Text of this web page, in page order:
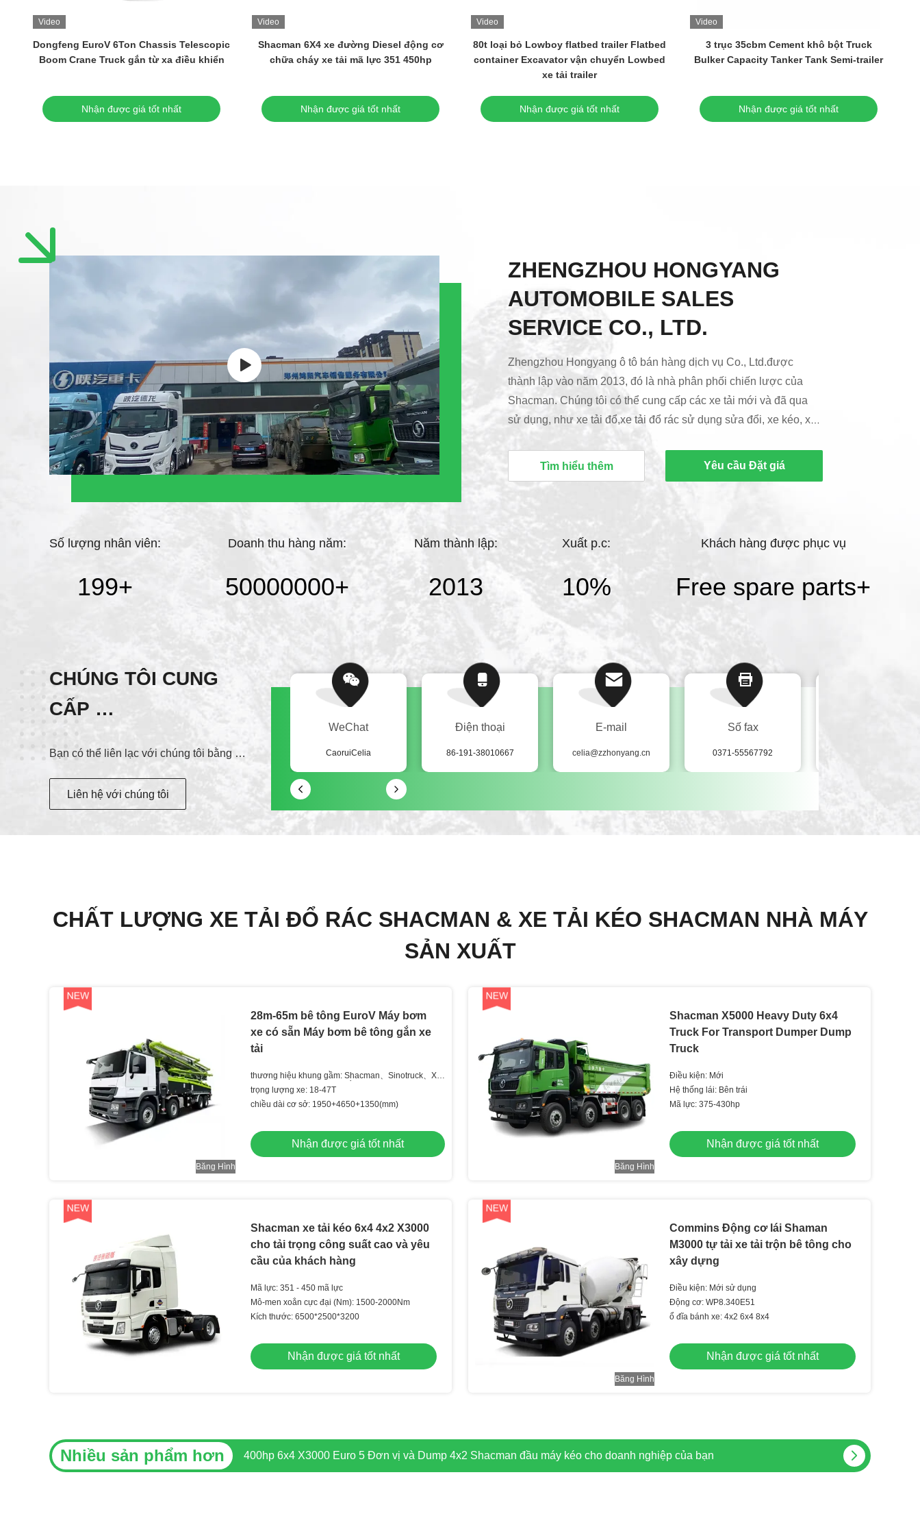
Video
Dongfeng EuroV 6Ton Chassis Telescopic
Boom Crane Truck gắn từ xa điều khiển
Nhận được giá tốt nhất
Video
Shacman 6X4 xe đường Diesel động cơ
chữa cháy xe tải mã lực 351 450hp
Nhận được giá tốt nhất
Video
80t loại bỏ Lowboy flatbed trailer Flatbed
container Excavator vận chuyển Lowbed
xe tải trailer
Nhận được giá tốt nhất
Video
3 trục 35cbm Cement khô bột Truck
Bulker Capacity Tanker Tank Semi-trailer
Nhận được giá tốt nhất
ZHENGZHOU HONGYANG
AUTOMOBILE SALES
SERVICE CO., LTD.
Zhengzhou Hongyang ô tô bán hàng dịch vụ Co., Ltd.được
thành lập vào năm 2013, đó là nhà phân phối chiến lược của
Shacman. Chúng tôi có thể cung cấp các xe tải mới và đã qua
sử dụng, như xe tải đổ,xe tải đổ rác sử dụng sửa đổi, xe kéo, xe
Quốc mỗi năm. chúng tôi có kho phụ tùng hợp tác với động cơ
Tìm hiểu thêm Yêu cầu Đặt giá
Số lượng nhân viên:
199+
Doanh thu hàng năm:
50000000+
Năm thành lập:
2013
Xuất p.c:
10%
Khách hàng được phục vụ
Free spare parts+
CHÚNG TÔI CUNG
CẤP
Dịch vụ tốt nhất!
Bạn có thể liên lạc với chúng tôi bằng nhiều cách khác nhau
Liên hệ với chúng tôi
WeChat
CaoruiCelia
Điện thoại
86-191-38010667
E-mail
celia@zzhonyang.cn
Số fax
0371-55567792
CHẤT LƯỢNG XE TẢI ĐỔ RÁC SHACMAN & XE TẢI KÉO SHACMAN NHÀ MÁY
SẢN XUẤT
Băng Hình
28m-65m bê tông EuroV Máy bơm
xe có sẵn Máy bơm bê tông gắn xe
tải
thương hiệu khung gầm: Shacman、Sinotruck、Xe
tải hạng nặng chạy phía Bắc、Dongfeng、Isuzu、
Auman
trọng lượng xe: 18-47T
chiều dài cơ sở: 1950+4650+1350(mm)
Nhận được giá tốt nhất
Băng Hình
Shacman X5000 Heavy Duty 6x4
Truck For Transport Dumper Dump
Truck
Điều kiện: Mới
Hệ thống lái: Bên trái
Mã lực: 375-430hp
Nhận được giá tốt nhất
Shacman xe tải kéo 6x4 4x2 X3000
cho tải trọng công suất cao và yêu
cầu của khách hàng
Mã lực: 351 - 450 mã lực
Mô-men xoắn cực đại (Nm): 1500-2000Nm
Kích thước: 6500*2500*3200
Nhận được giá tốt nhất
Băng Hình
Commins Động cơ lái Shaman
M3000 tự tải xe tải trộn bê tông cho
xây dựng
Điều kiện: Mới sử dụng
Động cơ: WP8.340E51
ổ đĩa bánh xe: 4x2 6x4 8x4
Nhận được giá tốt nhất
Nhiều sản phẩm hơn 4X2 Trung Quốc nặng X6000 Shacman máy kéo xe tải điều hòa không khí thủ công